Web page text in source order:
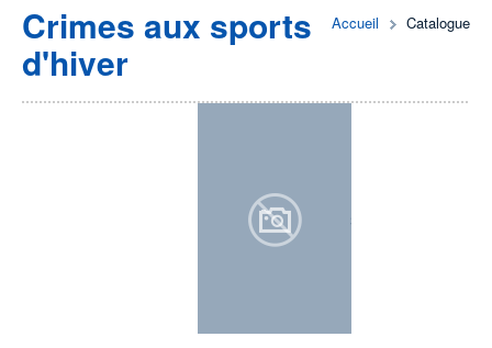
Accueil Catalogue
Crimes aux sports
d'hiver